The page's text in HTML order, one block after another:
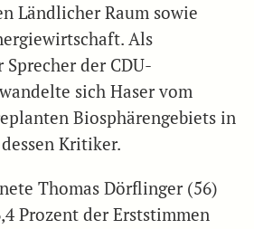
Ländlicher Raum sowie
Als
der CDU-
sich Haser vom
Biosphärengebiets in
Kritiker.
Thomas Dörflinger (56)
Prozent der Erststimmen